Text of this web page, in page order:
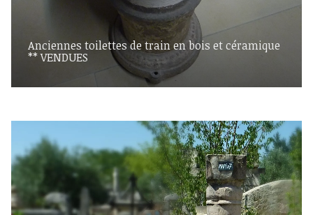
Anciennes toilettes de train en bois et céramique
** VENDUES